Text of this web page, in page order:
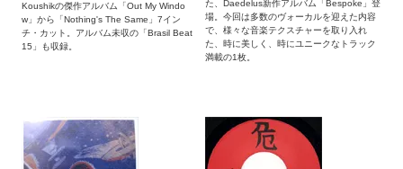
Koushikの傑作アルバム「Out My Windo
w」から「Nothing's The Same」7イン
チ・カット。アルバム未収の「Brasil Beat
15」も収録。
た、Daedelus新作アルバム「Bespoke」登
場。今回は多数のヴォーカルを迎えた内容
で、様々な音楽テクスチャーを取り入れ
た、時に美しく、時にユニークなトラック
満載の1枚。